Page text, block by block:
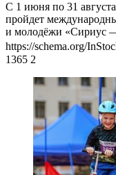
С 1 июня по 31
пройдет
и молодёжи «Сириус
https://schema.org/
1365 2